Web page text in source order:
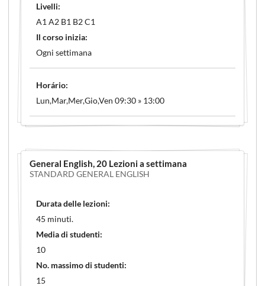
Livelli:
A1 A2 B1 B2 C1
Il corso inizia:
Ogni settimana
Horário:
Lun,Mar,Mer,Gio,Ven 09:30 » 13:00
General English, 20 Lezioni a settimana
STANDARD GENERAL ENGLISH
Durata delle lezioni:
45 minuti.
Media di studenti:
10
No. massimo di studenti:
15